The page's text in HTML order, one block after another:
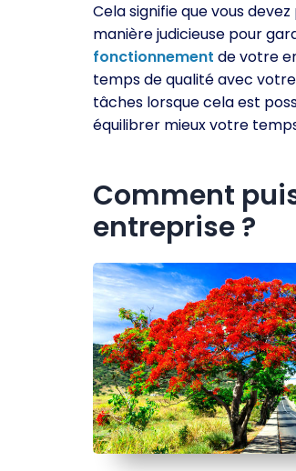
Cela signifie que vous
manière judicieuse pour
fonctionnement de votre
temps de qualité avec
tâches lorsque cela est
équilibrer mieux votre
Comment
entreprise ?